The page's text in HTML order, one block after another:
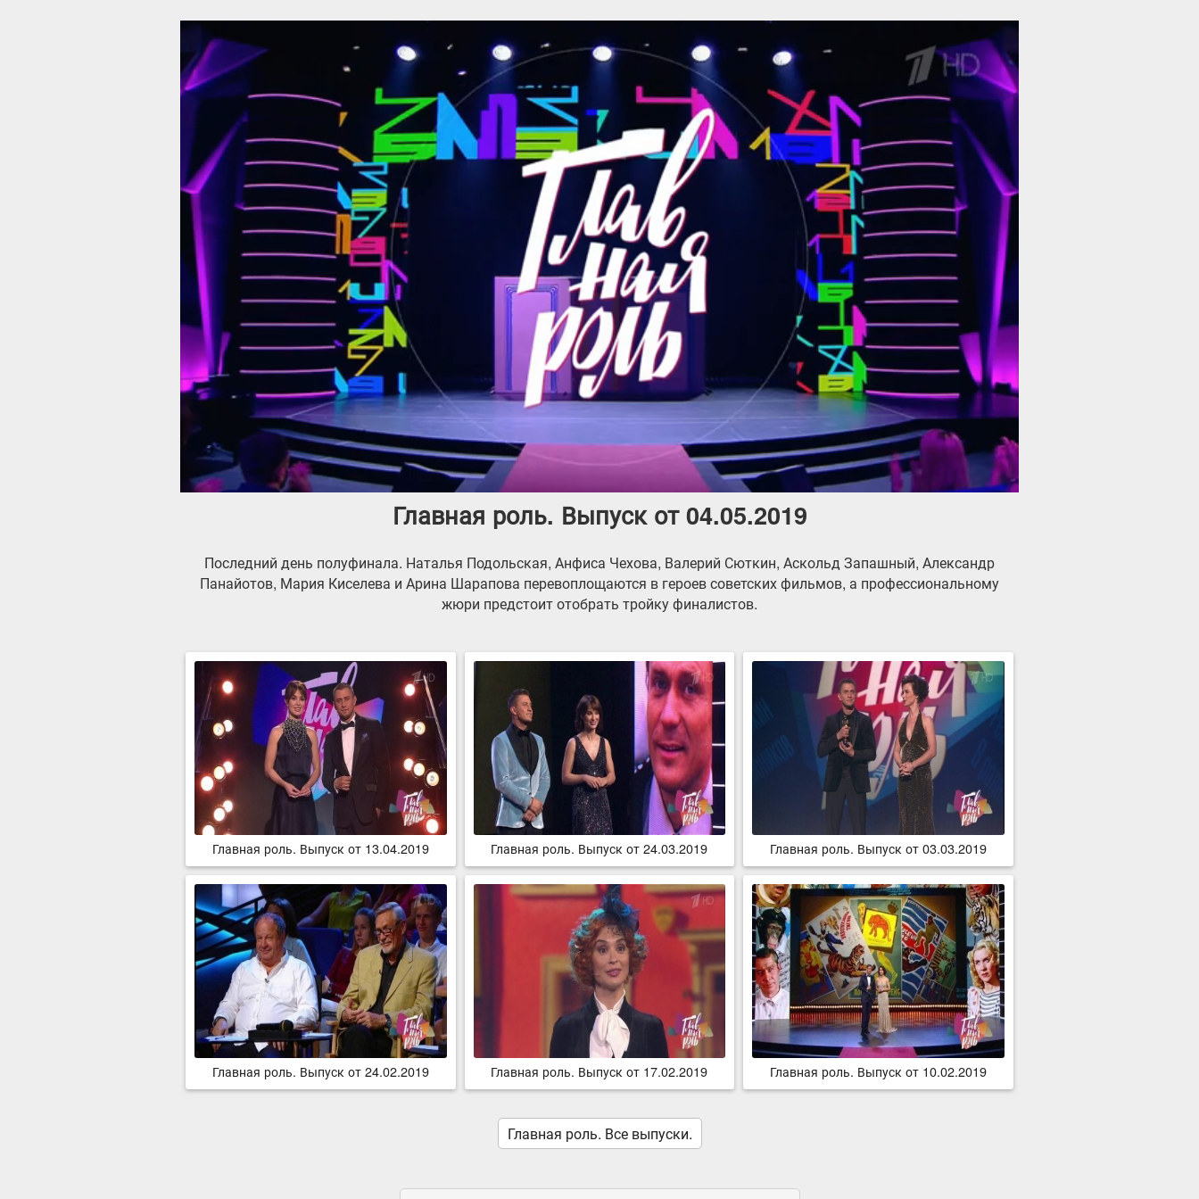
Главная роль. Выпуск от 04.05.2019
Последний день полуфинала. Наталья Подольская, Анфиса Чехова, Валерий Сюткин, Аскольд Запашный, Александр
Панайотов, Мария Киселева и Арина Шарапова перевоплощаются в героев советских фильмов, а профессиональному
жюри предстоит отобрать тройку финалистов.
Главная роль. Выпуск от 13.04.2019 Главная роль. Выпуск от 24.03.2019 Главная роль. Выпуск от 03.03.2019
Главная роль. Выпуск от 24.02.2019 Главная роль. Выпуск от 17.02.2019 Главная роль. Выпуск от 10.02.2019
Главная роль. Все выпуски.